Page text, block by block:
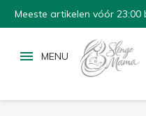
Meeste artikelen vóór
